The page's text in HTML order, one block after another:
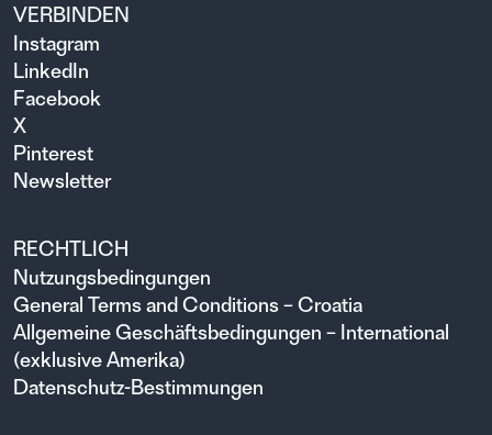
VERBINDEN
Instagram
LinkedIn
Facebook
X
Pinterest
Newsletter
RECHTLICH
Nutzungsbedingungen
General Terms and Conditions – Croatia
Allgemeine Geschäftsbedingungen – International
(exklusive Amerika)
Datenschutz-Bestimmungen